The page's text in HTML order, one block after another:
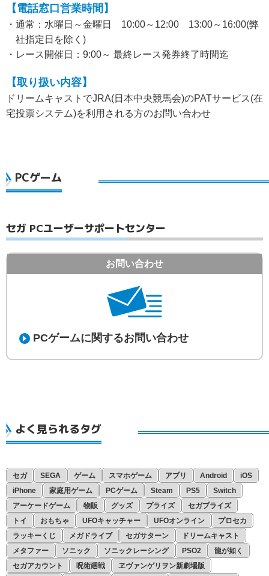
【電話窓口営業時間】
・通常：水曜日～金曜日 10:00～12:00 13:00～16:00(弊
社指定日を除く)
・レース開催日：9:00～ 最終レース発券終了時間迄
【取り扱い内容】
ドリームキャストでJRA(日本中央競馬会)のPATサービス(在
宅投票システム)を利用される方のお問い合わせ
PCゲーム
セガ PCユーザーサポートセンター
お問い合わせ
PCゲームに関するお問い合わせ
よく見られるタグ
セガ SEGA ゲーム スマホゲーム アプリ Android
iOS
iPhone
家庭用ゲーム PCゲーム Steam PS5
Switch
アーケードゲーム
物販 グッズ プライズ
セガプライズ
トイ
おもちゃ UFOキャッチャー UFOオンライン
プロセカ
ラッキーくじ
メガドライブ セガサターン
ドリームキャスト
メタファー
ソニック ソニックレーシング PSO2
龍が如く
セガアカウント
呪術廻戦
ヱヴァンゲリヲン新劇場版